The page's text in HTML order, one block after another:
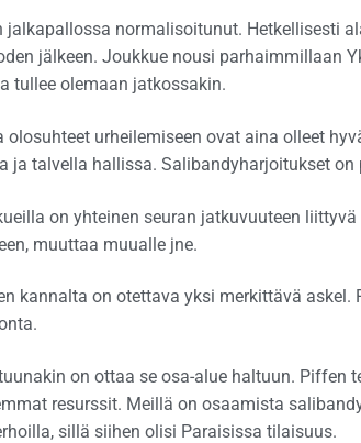
jalkapallossa normalisoitunut. Hetkellisesti
jälkeen. Joukkue nousi parhaimmillaan
tullee olemaan jatkossakin.
urheilemiseen ovat aina olleet
ja talvella hallissa. Salibandyharjoitukset on
on yhteinen seuran jatkuvuuteen
muuttaa muualle jne.
kannalta on otettava yksi merkittävä
on ottaa se osa-alue haltuun. Piffen
resurssit. Meillä on osaamista
sillä siihen olisi Paraisissa tilaisuus.